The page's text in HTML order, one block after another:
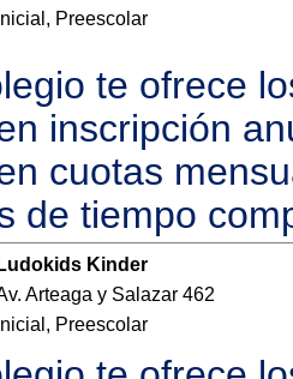
Inicial, Preescolar
te ofrece
inscripción
cuotas
de tiempo
Ludokids Kinder
Arteaga y Salazar 462
Inicial, Preescolar